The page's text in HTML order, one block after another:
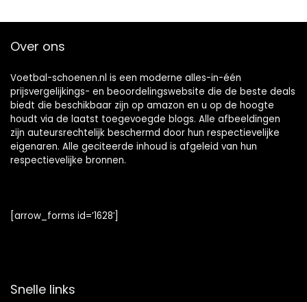
Over ons
Voetbal-schoenen.nl is een moderne alles-in-één
prijsvergelijkings- en beoordelingswebsite die de beste deals
biedt die beschikbaar zijn op amazon en u op de hoogte
houdt via de laatst toegevoegde blogs. Alle afbeeldingen
zijn auteursrechtelijk beschermd door hun respectievelijke
eigenaren. Alle geciteerde inhoud is afgeleid van hun
respectievelijke bronnen.
[arrow_forms id=’1628′]
Snelle links